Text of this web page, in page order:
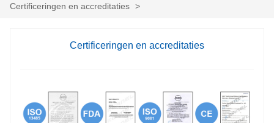
Certificeringen en accreditaties >
Certificeringen en accreditaties